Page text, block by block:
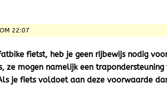
22:07
fietst, heb je geen rijbewijs nodig
ze mogen namelijk een
je fiets voldoet aan deze voorwaarde